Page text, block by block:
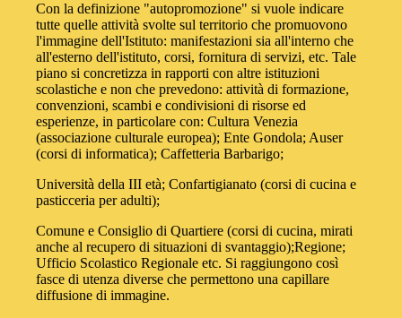
Con la definizione "autopromozione" si vuole indicare
tutte quelle attività svolte sul territorio che promuovono
l'immagine dell'Istituto: manifestazioni sia all'interno che
all'esterno dell'istituto, corsi, fornitura di servizi, etc. Tale
piano si concretizza in rapporti con altre istituzioni
scolastiche e non che prevedono: attività di formazione,
convenzioni, scambi e condivisioni di risorse ed
esperienze, in particolare con: Cultura Venezia
(associazione culturale europea); Ente Gondola; Auser
(corsi di informatica); Caffetteria Barbarigo;
Università della III età; Confartigianato (corsi di cucina e
pasticceria per adulti);
Comune e Consiglio di Quartiere (corsi di cucina, mirati
anche al recupero di situazioni di svantaggio);Regione;
Ufficio Scolastico Regionale etc. Si raggiungono così
fasce di utenza diverse che permettono una capillare
diffusione di immagine.